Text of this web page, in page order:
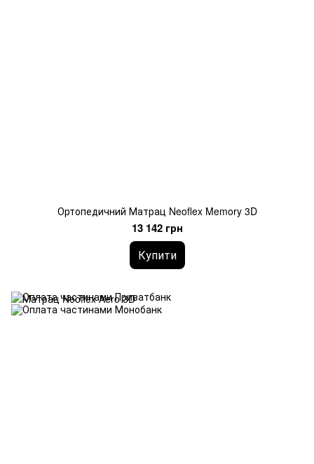
Ортопедичний Матрац Neoflex Memory 3D
13 142 грн
Купити